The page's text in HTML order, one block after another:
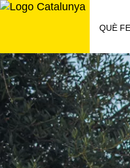
Saltar
QUÈ